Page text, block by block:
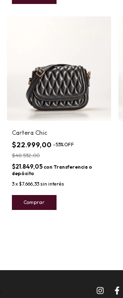
Cartera Chic
$22.999,00 -53%OFF
$48.532,00
$21.849,05con Transferencia o
depósito
3x$7.666,33 sin interés
Comprar